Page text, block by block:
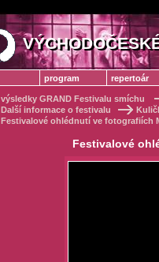
program repertoár
výsledky GRAND Festivalu smíchu
Další informace o festivalu
Festivalové ohlédnutí ve fotografiích
Festivalové